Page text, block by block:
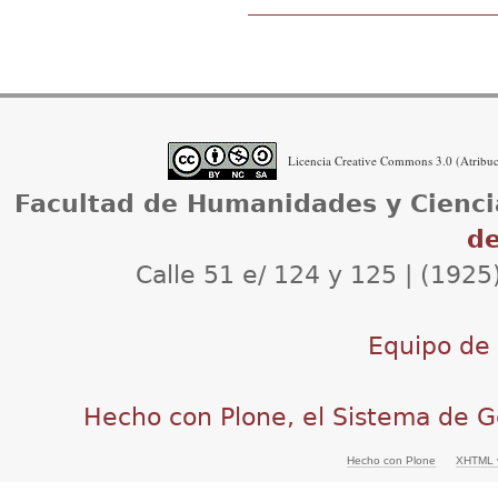
Licencia Creative Commons 3.0
Facultad de Humanidades y
Calle 51 e/ 124 y 125 |
Equipo
Hecho con Plone, el Sistema de
Hecho con Plone XHTML